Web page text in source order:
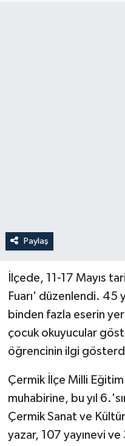
Paylaş
İlçede, 11-17 Mayıs
Fuarı' düzenlendi. 45
binden fazla eserin
çocuk okuyucular
öğrencinin ilgi
Çermik İlçe Milli
muhabirine, bu yıl
Çermik Sanat ve
yazar, 107 yayınevi